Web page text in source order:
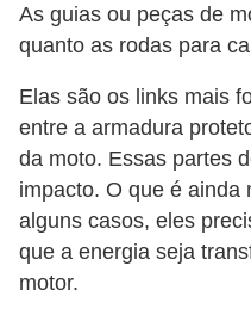
As guias ou peças de
quanto as rodas para
Elas são os links mais
entre a armadura
da moto. Essas partes
impacto. O que é ainda
alguns casos, eles
que a energia seja
motor.
t
e
g
u
r
o